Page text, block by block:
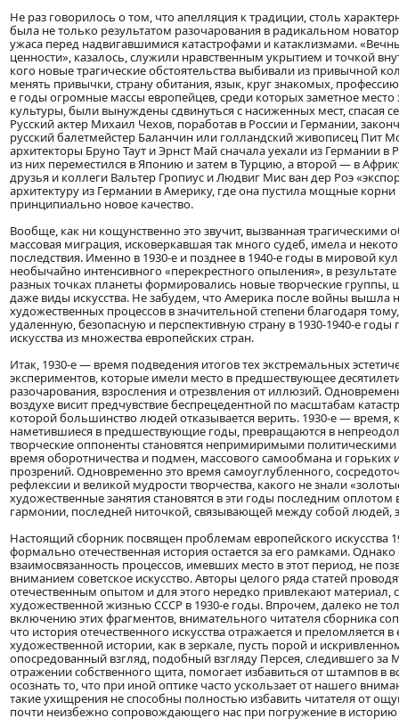
Не раз говорилось о том, что апелляция к традиции, столь
была не только результатом разочарования в радикальном
ужаса перед надвигавшимися катастрофами и катаклизмами.
ценности», казалось, служили нравственным укрытием и точкой
кого новые трагические обстоятельства выбивали из привычной
менять привычки, страну обитания, язык, круг знакомых,
е годы огромные массы европейцев, среди которых заметное место
культуры, были вынуждены сдвинуться с насиженных мест, спасая
Русский актер Михаил Чехов, поработав в России и Германии,
русский балетмейстер Баланчин или голландский живописец Пит
архитекторы Бруно Таут и Эрнст Май сначала уехали из Германии
из них переместился в Японию и затем в Турцию, а второй — в
друзья и коллеги Вальтер Гропиус и Людвиг Мис ван дер Роэ
архитектуру из Германии в Америку, где она пустила мощные
принципиально новое качество.
Вообще, как ни кощунственно это звучит, вызванная трагическими
массовая миграция, исковеркавшая так много судеб, имела и
последствия. Именно в 1930-е и позднее в 1940-е годы в мировой
необычайно интенсивного «перекрестного опыления», в
разных точках планеты формировались новые творческие группы,
даже виды искусства. Не забудем, что Америка после войны вышла
художественных процессов в значительной степени благодаря
удаленную, безопасную и перспективную страну в 1930-1940-е годы
искусства из множества европейских стран.
Итак, 1930-е — время подведения итогов тех экстремальных
экспериментов, которые имели место в предшествующее
разочарования, взросления и отрезвления от иллюзий.
воздухе висит предчувствие беспрецедентной по масштабам
которой большинство людей отказывается верить. 1930-е — время,
наметившиеся в предшествующие годы, превращаются в
творческие оппоненты становятся непримиримыми
время оборотничества и подмен, массового самообмана и горьких
прозрений. Одновременно это время самоуглубленного,
рефлексии и великой мудрости творчества, какого не знали
художественные занятия становятся в эти годы последним
гармонии, последней ниточкой, связывающей между собой людей,
Настоящий сборник посвящен проблемам европейского искусства
формально отечественная история остается за его рамками.
взаимосвязанность процессов, имевших место в этот период, не
вниманием советское искусство. Авторы целого ряда статей
отечественным опытом и для этого нередко привлекают материал,
художественной жизнью СССР в 1930-е годы. Впрочем, далеко не
включению этих фрагментов, внимательного читателя сборника
что история отечественного искусства отражается и преломляется
художественной истории, как в зеркале, пусть порой и
опосредованный взгляд, подобный взгляду Персея, следившего за
отражении собственного щита, помогает избавиться от штампов в
осознать то, что при иной оптике часто ускользает от нашего
такие ухищрения не способны полностью избавить читателя от
почти неизбежно сопровождающего нас при погружение в историю